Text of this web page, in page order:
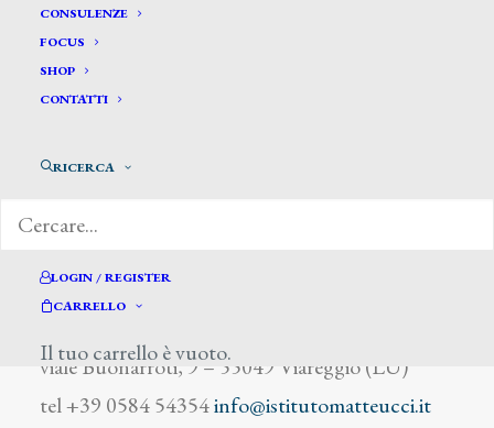
CONSULENZE
FOCUS
SHOP
CONTATTI
RICERCA
LOGIN / REGISTER
CARRELLO
Il tuo carrello è vuoto.
Di Romagna Alfredo
viale Buonarroti, 9 – 55049 Viareggio (LU)
tel +39 0584 54354info@istitutomatteucci.it